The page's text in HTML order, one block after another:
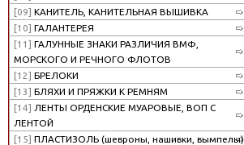
[09] КАНИТЕЛЬ, КАНИТЕЛЬНАЯ ВЫШИВКА
[10] ГАЛАНТЕРЕЯ
[11] ГАЛУННЫЕ ЗНАКИ РАЗЛИЧИЯ ВМФ,
МОРСКОГО И РЕЧНОГО ФЛОТОВ
[12] БРЕЛОКИ
[13] БЛЯХИ И ПРЯЖКИ К РЕМНЯМ
[14] ЛЕНТЫ ОРДЕНСКИЕ МУАРОВЫЕ, ВОП С
ЛЕНТОЙ
[15] ПЛАСТИЗОЛЬ (шевроны, нашивки, вымпелы)